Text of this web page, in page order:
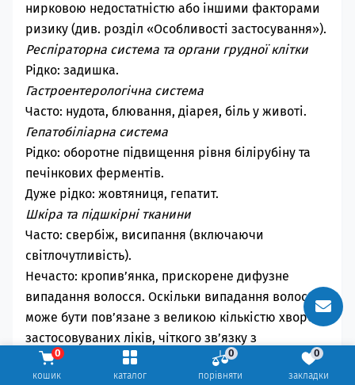
каталог порівняти
0
закладки
0
кошик
0
нирковою недостатністю або іншими факторами
ризику (див. розділ «Особливості застосування»).
Респіраторна система та органи грудної клітки
Рідко: задишка.
Гастроентерологічна система
Часто: нудота, блювання, діарея, біль у животі.
Гепатобіліарна система
Рідко: оборотне підвищення рівня білірубіну та
печінкових ферментів.
Дуже рідко: жовтяниця, гепатит.
Шкіра та підшкірні тканини
Часто: свербіж, висипання (включаючи
світлочутливість).
Нечасто: кропив’янка, прискорене дифузне
випадання волосся. Оскільки випадання волосся
може бути пов’язане з великою кількістю хвороб і
застосовуваних ліків, чіткого зв’язку з
ацикловіром виявлено не було.
Рідко: ангіоневротичний набряк.